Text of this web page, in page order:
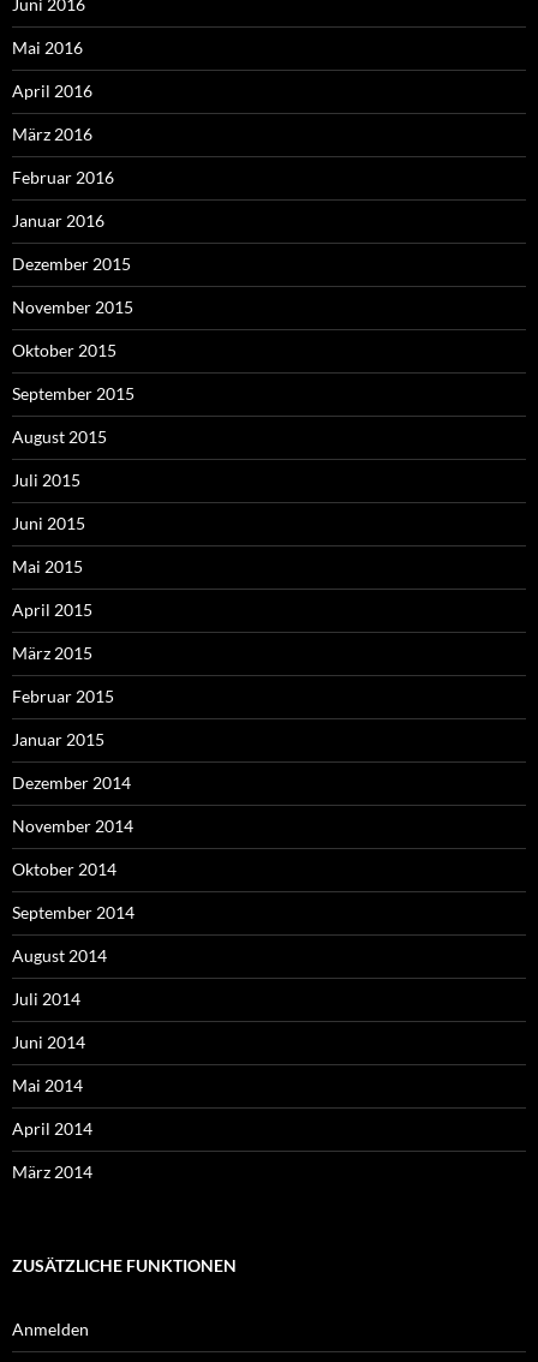
Juni 2016
Mai 2016
April 2016
März 2016
Februar 2016
Januar 2016
Dezember 2015
November 2015
Oktober 2015
September 2015
August 2015
Juli 2015
Juni 2015
Mai 2015
April 2015
März 2015
Februar 2015
Januar 2015
Dezember 2014
November 2014
Oktober 2014
September 2014
August 2014
Juli 2014
Juni 2014
Mai 2014
April 2014
März 2014
ZUSÄTZLICHE FUNKTIONEN
Anmelden